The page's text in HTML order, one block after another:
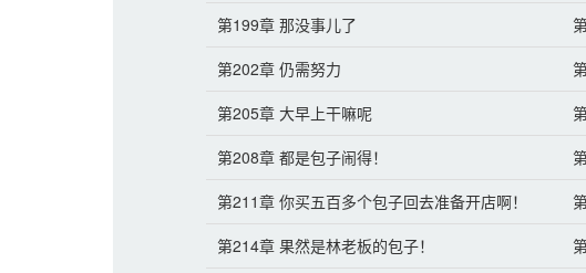
第199章 那没事儿了
第202章 仍需努力
第205章 大早上干嘛呢
第208章 都是包子闹得！
第211章 你买五百多个包子回去准备开店啊！
第214章 果然是林老板的包子！